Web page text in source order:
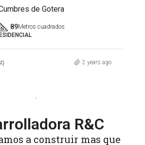
de Gotera
89Metros cuadrados
2 years ago
R&C
a construir mas que